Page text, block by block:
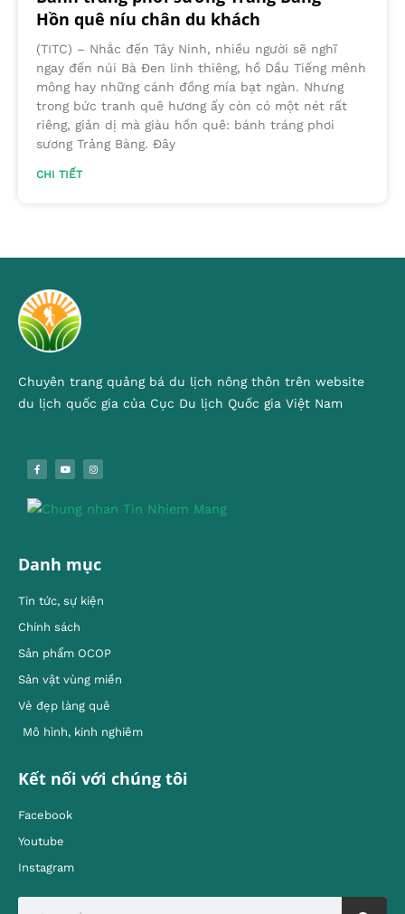
Hồn quê níu chân du khách
(TITC) – Nhắc đến Tây Ninh, nhiều người sẽ nghĩ
ngay đến núi Bà Đen linh thiêng, hồ Dầu Tiếng mênh
mông hay những cánh đồng mía bạt ngàn. Nhưng
trong bức tranh quê hương ấy còn có một nét rất
riêng, giản dị mà giàu hồn quê: bánh tráng phơi
sương Trảng Bàng. Đây
CHI TIẾT
Chuyên trang quảng bá du lịch nông thôn trên website
du lịch quốc gia của Cục Du lịch Quốc gia Việt Nam
Danh mục
Tin tức, sự kiện
Chính sách
Sản phẩm OCOP
Sản vật vùng miền
Vẻ đẹp làng quê
Mô hình, kinh nghiêm
Kết nối với chúng tôi
Facebook
Youtube
Instagram